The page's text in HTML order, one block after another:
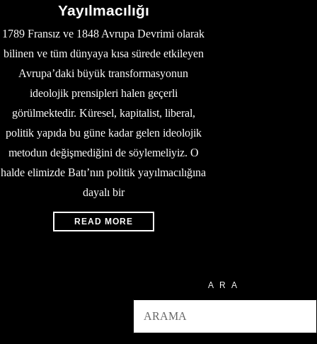
Yayılmacılığı
1789 Fransız ve 1848 Avrupa Devrimi olarak
bilinen ve tüm dünyaya kısa sürede etkileyen
Avrupa’daki büyük transformasyonun
ideolojik prensipleri halen geçerli
görülmektedir. Küresel, kapitalist, liberal,
politik yapıda bu güne kadar gelen ideolojik
metodun değişmediğini de söylemeliyiz. O
halde elimizde Batı’nın politik yayılmacılığına
dayalı bir
READ MORE
ARA